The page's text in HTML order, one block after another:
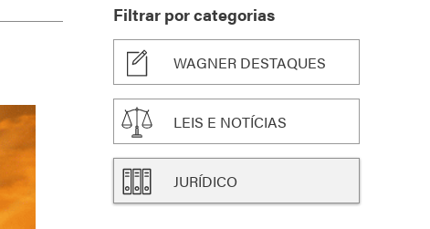
Filtrar por categorias
WAGNER DESTAQUES
LEIS E NOTÍCIAS
JURÍDICO